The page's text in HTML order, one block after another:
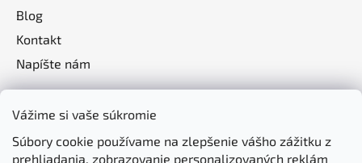
Vážime si vaše súkromie
Súbory cookie používame na zlepšenie vášho zážitku z
prehliadania, zobrazovanie personalizovaných reklám
Blog
Kontakt
Napíšte nám